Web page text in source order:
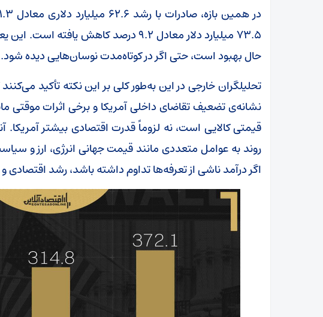
۷۳.۵ میلیارد دلار معادل ۹.۲ درصد کاهش
حال بهبود است، حتی اگر در کوتاه‌مدت نوسان‌هایی دیده شود.
تحلیلگران خارجی در این به‌طور کلی بر این نکته تأکید
نشانه‌ی تضعیف تقاضای داخلی آمریکا و برخی اثرات موقتی
قیمتی کالایی است، نه لزوماً قدرت اقتصادی بیشتر آمریکا.
روند به عوامل متعددی مانند قیمت جهانی انرژی، ارز و
اگر درآمد ناشی از تعرفه‌ها تداوم داشته باشد، رشد اقتصادی و